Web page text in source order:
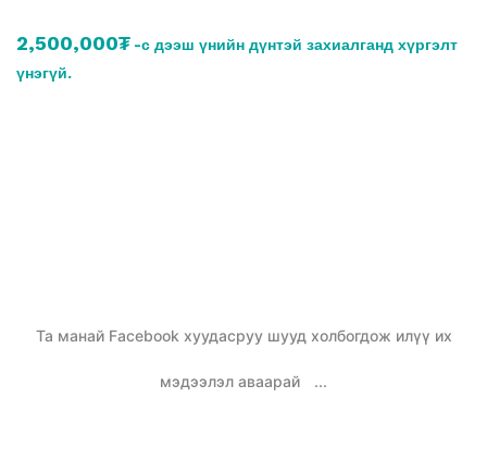
2,500,000₮ -с дээш үнийн дүнтэй захиалганд хүргэлт
үнэгүй.
Та манай Facebook хуудасруу шууд холбогдож илүү их
мэдээлэл аваарай ...